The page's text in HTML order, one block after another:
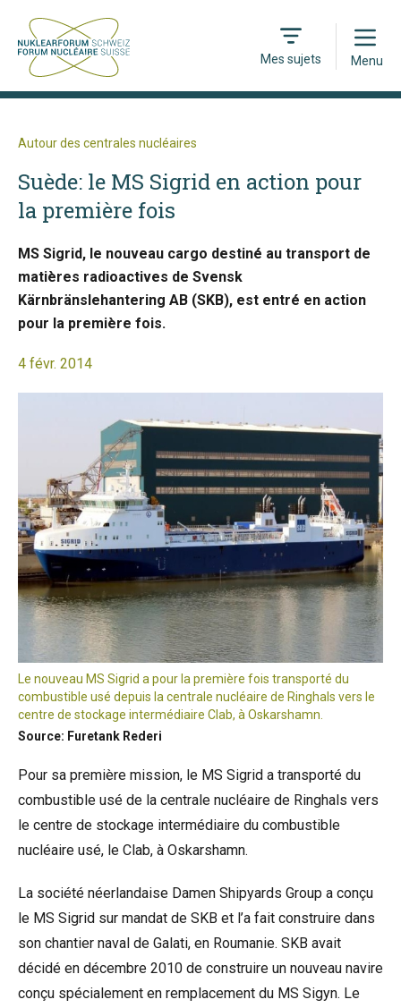
Mes sujets
Open
Menu
Autour des centrales nucléaires
Suède: le MS Sigrid en action pour
la première fois
MS Sigrid, le nouveau cargo destiné au transport de
matières radioactives de Svensk
Kärnbränslehantering AB (SKB), est entré en action
pour la première fois.
4 févr. 2014
Le nouveau MS Sigrid a pour la première fois transporté du
combustible usé depuis la centrale nucléaire de Ringhals vers le
centre de stockage intermédiaire Clab, à Oskarshamn.
Source: Furetank Rederi
Pour sa première mission, le MS Sigrid a transporté du
combustible usé de la centrale nucléaire de Ringhals vers
le centre de stockage intermédiaire du combustible
nucléaire usé, le Clab, à Oskarshamn.
La société néerlandaise Damen Shipyards Group a conçu
le MS Sigrid sur mandat de SKB et l’a fait construire dans
son chantier naval de Galati, en Roumanie. SKB avait
décidé en décembre 2010 de construire un nouveau navire
conçu spécialement en remplacement du MS Sigyn. Le